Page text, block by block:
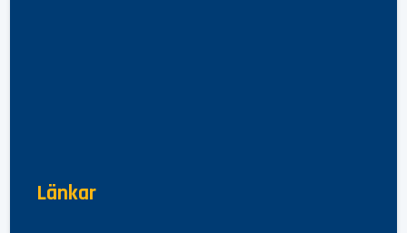
Länkar